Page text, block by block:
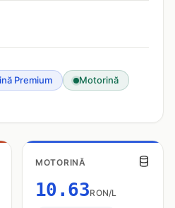
Premium
Motorină
MOTORINĂ
10.63RON/L